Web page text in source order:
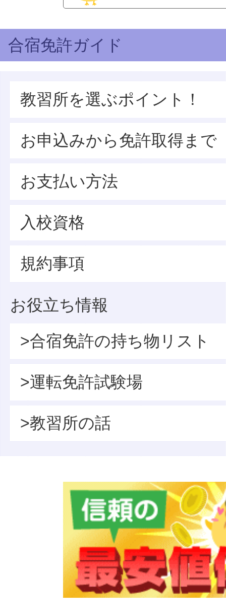
合宿免許ガイド
教習所を選ぶポイント！
お申込みから免許取得まで
お支払い方法
入校資格
規約事項
お役立ち情報
>合宿免許の持ち物リスト
>運転免許試験場
>教習所の話